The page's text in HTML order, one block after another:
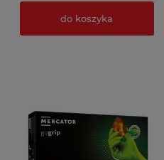
do koszyka